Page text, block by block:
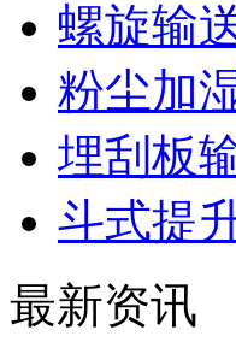
螺旋输
粉尘加
埋刮板
斗式提
最新资讯